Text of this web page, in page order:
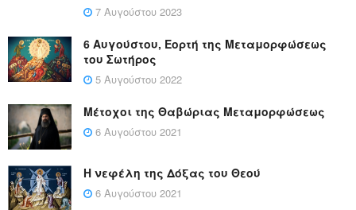
7 Αυγούστου 2023
6 Αυγούστου, Εορτή της Μεταμορφώσεως
του Σωτήρος
5 Αυγούστου 2022
Μέτοχοι της Θαβώριας Μεταμορφώσεως
6 Αυγούστου 2021
Η νεφέλη της Δόξας του Θεού
6 Αυγούστου 2021